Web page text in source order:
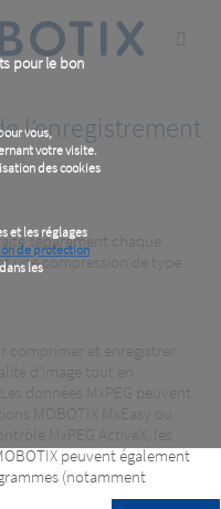
pour le bon
vous,
votre visite.
des cookies
et les réglages
de protection
les
l’enregistrement
séparément chaque
une compression de type
comprimer et enregistrer
d’image tout en
données MxPEG peuvent
MOBOTIX MxEasy ou
MxPEG ActiveX, les
peuvent également
(notamment